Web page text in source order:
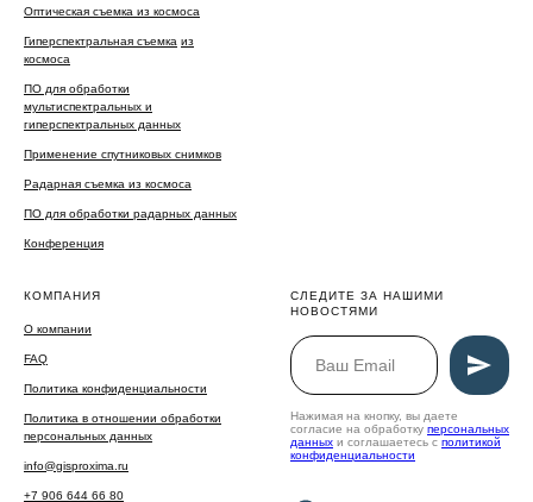
Оптическая съемка из космоса
Гиперспектральная съемка из
космоса
ПО для обработки
мультиспектральных и
гиперспектральных данных
Применение спутниковых снимков
Радарная съемка из космоса
ПО для обработки радарных данных
Конференция
КОМПАНИЯ
О компании
FAQ
Политика конфиденциальности
Политика в отношении обработки
персональных данных
info@gisproxima.ru
+7 906 644 66 80
СЛЕДИТЕ ЗА НАШИМИ
НОВОСТЯМИ
Нажимая на кнопку, вы даете
согласие на обработку персональных
данных и соглашаетесь c политикой
конфиденциальности